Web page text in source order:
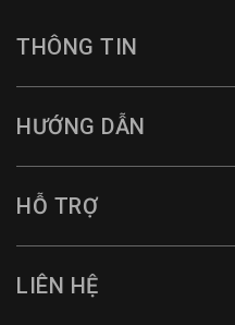
THÔNG TIN
HƯỚNG DẪN
HỖ TRỢ
LIÊN HỆ